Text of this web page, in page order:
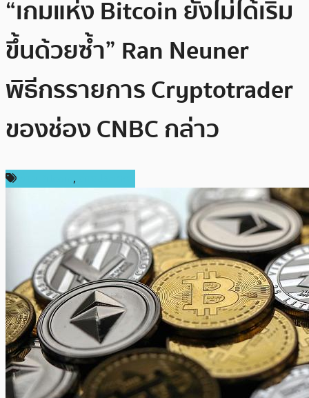
“เกมแห่ง Bitcoin ยังไม่ได้เริ่ม
ขึ้นด้วยซ้ำ” Ran Neuner
พิธีกรรายการ Cryptotrader
ของช่อง CNBC กล่าว
,